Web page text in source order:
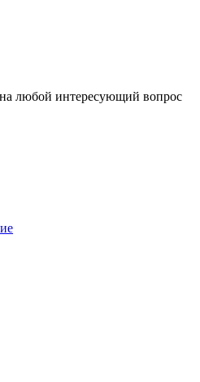
любой интересующий вопрос